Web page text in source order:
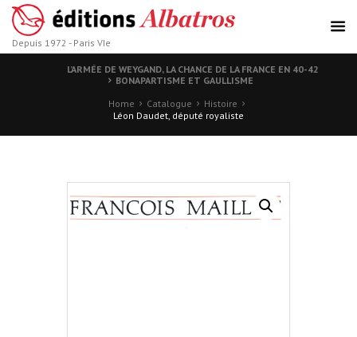
Depuis 1972 - Paris VIe
L’ARMÉE DE WEYGAND, LA CHANCE DE LA FRANCE EN 40-42
BONAPARTISME ET GAULLISME
Home
Catalogue
Histoire
Léon Daudet, député royaliste